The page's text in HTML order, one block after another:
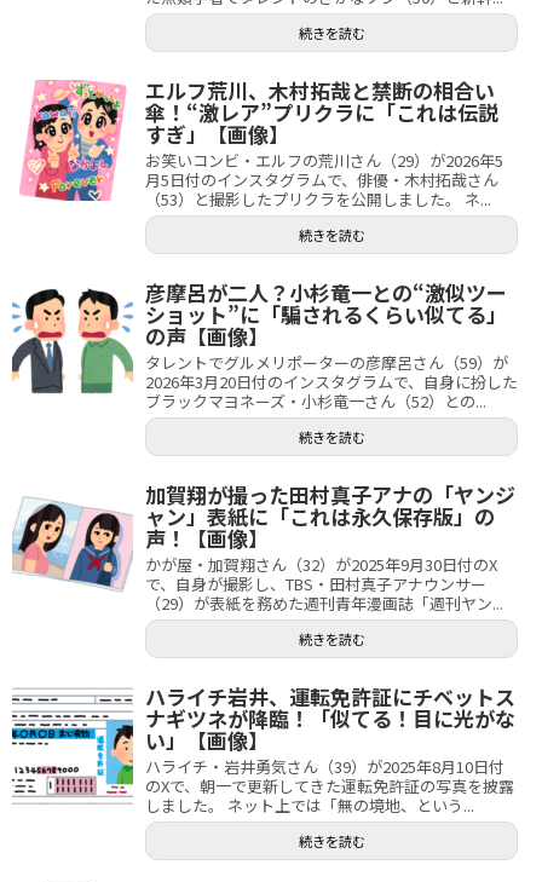
続きを読む
エルフ荒川、木村拓哉と禁断の相合い
傘！“激レア”プリクラに「これは伝説
すぎ」【画像】
お笑いコンビ・エルフの荒川さん（29）が2026年5
月5日付のインスタグラムで、俳優・木村拓哉さん
（53）と撮影したプリクラを公開しました。 ネ...
続きを読む
彦摩呂が二人？小杉竜一との“激似ツー
ショット”に「騙されるくらい似てる」
の声【画像】
タレントでグルメリポーターの彦摩呂さん（59）が
2026年3月20日付のインスタグラムで、自身に扮した
ブラックマヨネーズ・小杉竜一さん（52）との...
続きを読む
加賀翔が撮った田村真子アナの「ヤンジ
ャン」表紙に「これは永久保存版」の
声！【画像】
かが屋・加賀翔さん（32）が2025年9月30日付のX
で、自身が撮影し、TBS・田村真子アナウンサー
（29）が表紙を務めた週刊青年漫画誌「週刊ヤン...
続きを読む
ハライチ岩井、運転免許証にチベットス
ナギツネが降臨！「似てる！目に光がな
い」【画像】
ハライチ・岩井勇気さん（39）が2025年8月10日付
のXで、朝一で更新してきた運転免許証の写真を披露
しました。 ネット上では「無の境地、という...
続きを読む